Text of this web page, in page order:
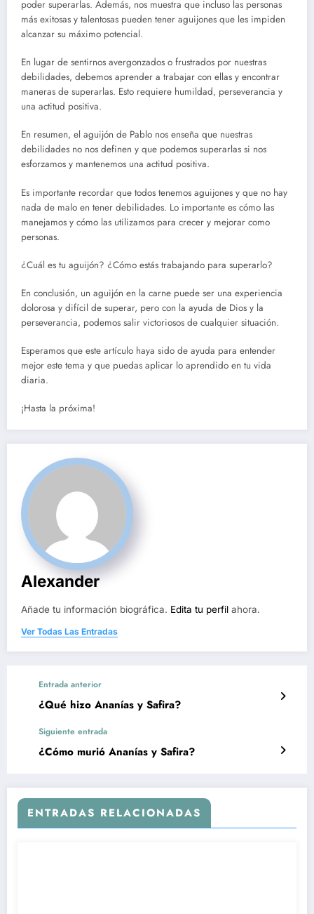
poder superarlas. Además, nos muestra que incluso las personas
más exitosas y talentosas pueden tener aguijones que les impiden
alcanzar su máximo potencial.
En lugar de sentirnos avergonzados o frustrados por nuestras
debilidades, debemos aprender a trabajar con ellas y encontrar
maneras de superarlas. Esto requiere humildad, perseverancia y
una actitud positiva.
En resumen, el aguijón de Pablo nos enseña que nuestras
debilidades no nos definen y que podemos superarlas si nos
esforzamos y mantenemos una actitud positiva.
Es importante recordar que todos tenemos aguijones y que no hay
nada de malo en tener debilidades. Lo importante es cómo las
manejamos y cómo las utilizamos para crecer y mejorar como
personas.
¿Cuál es tu aguijón? ¿Cómo estás trabajando para superarlo?
En conclusión, un aguijón en la carne puede ser una experiencia
dolorosa y difícil de superar, pero con la ayuda de Dios y la
perseverancia, podemos salir victoriosos de cualquier situación.
Esperamos que este artículo haya sido de ayuda para entender
mejor este tema y que puedas aplicar lo aprendido en tu vida
diaria.
¡Hasta la próxima!
Alexander
Añade tu información biográfica. Edita tu perfil ahora.
Ver Todas Las Entradas
Entrada anterior
¿Qué hizo Ananías y Safira?
Siguiente entrada
¿Cómo murió Ananías y Safira?
ENTRADAS RELACIONADAS